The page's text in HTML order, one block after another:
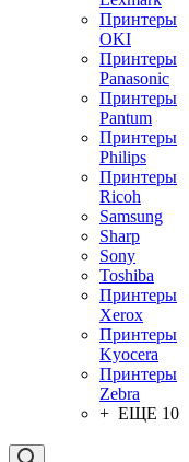
Принтеры
OKI
Принтеры
Panasonic
Принтеры
Pantum
Принтеры
Philips
Принтеры
Ricoh
Samsung
Sharp
Sony
Toshiba
Принтеры
Xerox
Принтеры
Kyocera
Принтеры
Zebra
+ ЕЩЕ 10